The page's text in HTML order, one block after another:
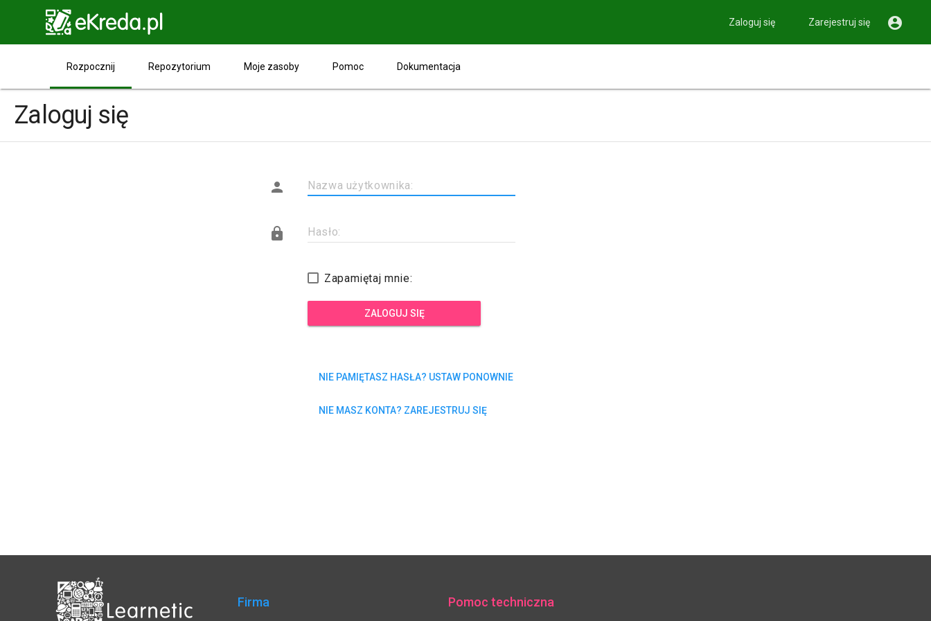
Zaloguj się Zarejestruj się 
Rozpocznij Repozytorium Moje zasoby Pomoc Dokumentacja
Zaloguj się
 Nazwa użytkownika:
 Hasło:
Zapamiętaj mnie:
ZALOGUJ SIĘ
NIE PAMIĘTASZ HASŁA? USTAW PONOWNIE
NIE MASZ KONTA? ZAREJESTRUJ SIĘ
Firma Pomoc techniczna